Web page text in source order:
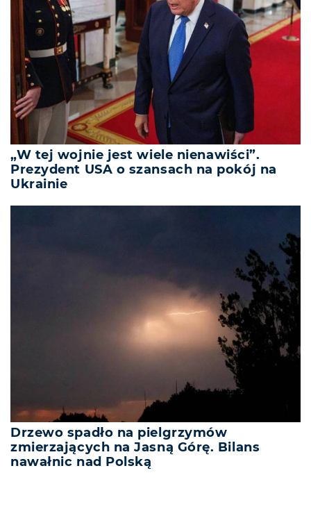
„W tej wojnie jest wiele nienawiści”.
Prezydent USA o szansach na pokój na
Ukrainie
Drzewo spadło na pielgrzymów
zmierzających na Jasną Górę. Bilans
nawałnic nad Polską